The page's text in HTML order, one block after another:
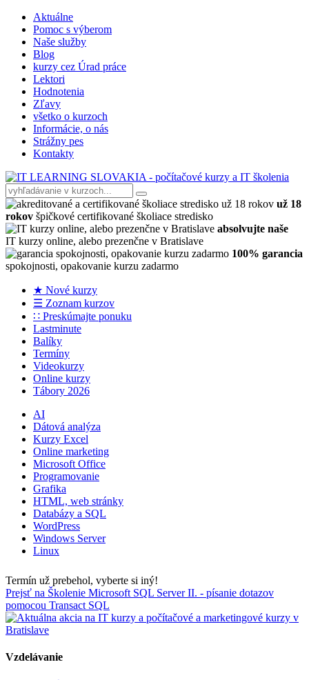
Aktuálne
Pomoc s výberom
Naše služby
Blog
kurzy cez Úrad práce
Lektori
Hodnotenia
Zľavy
všetko o kurzoch
Informácie, o nás
Strážny pes
Kontakty
už 18
rokov špičkové certifikované školiace stredisko
absolvujte naše
IT kurzy online, alebo prezenčne v Bratislave
100% garancia
spokojnosti, opakovanie kurzu zadarmo
★ Nové kurzy
☰ Zoznam kurzov
∷ Preskúmajte ponuku
Lastminute
Balíky
Termíny
Videokurzy
Online kurzy
Tábory 2026
AI
Dátová analýza
Kurzy Excel
Online marketing
Microsoft Office
Programovanie
Grafika
HTML, web stránky
Databázy a SQL
WordPress
Windows Server
Linux
Termín už prebehol, vyberte si iný!
Prejsť na Školenie Microsoft SQL Server II. - písanie dotazov
pomocou Transact SQL
Vzdelávanie